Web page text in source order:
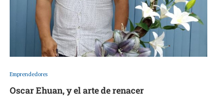
Emprendedores
Oscar Ehuan, y el arte de renacer